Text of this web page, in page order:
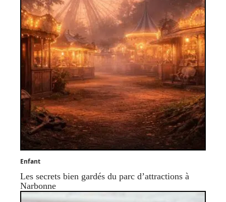
Enfant
Les secrets bien gardés du parc d’attractions à
Narbonne